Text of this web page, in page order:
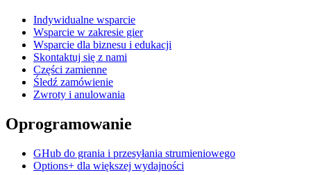
Indywidualne wsparcie
Wsparcie w zakresie gier
Wsparcie dla biznesu i edukacji
Skontaktuj się z nami
Części zamienne
Śledź zamówienie
Zwroty i anulowania
Oprogramowanie
GHub do grania i przesyłania strumieniowego
Options+ dla większej wydajności